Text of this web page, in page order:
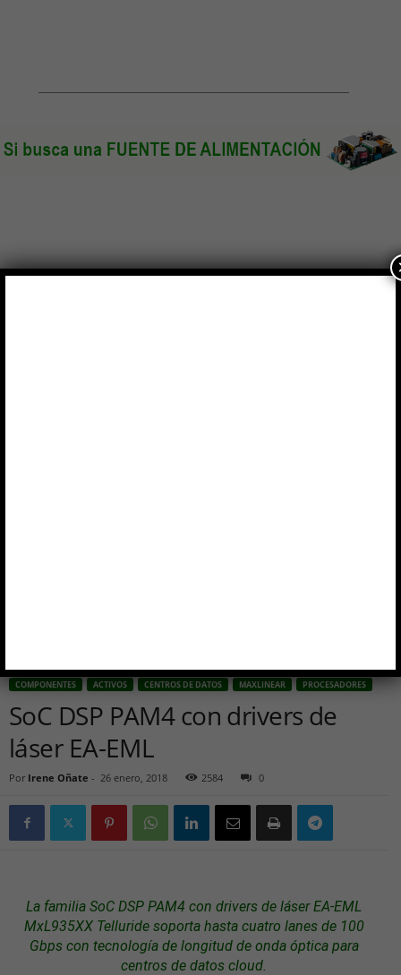
COMPONENTES ACTIVOS CENTROS DE DATOS MAXLINEAR PROCESADORES
SoC DSP PAM4 con drivers de
láser EA-EML
Por Irene Oñate - 26 enero, 2018 2584 0
La familia SoC DSP PAM4 con drivers de láser EA-EML
MxL935XX Telluride soporta hasta cuatro lanes de 100
Gbps con tecnología de longitud de onda óptica para
centros de datos cloud.